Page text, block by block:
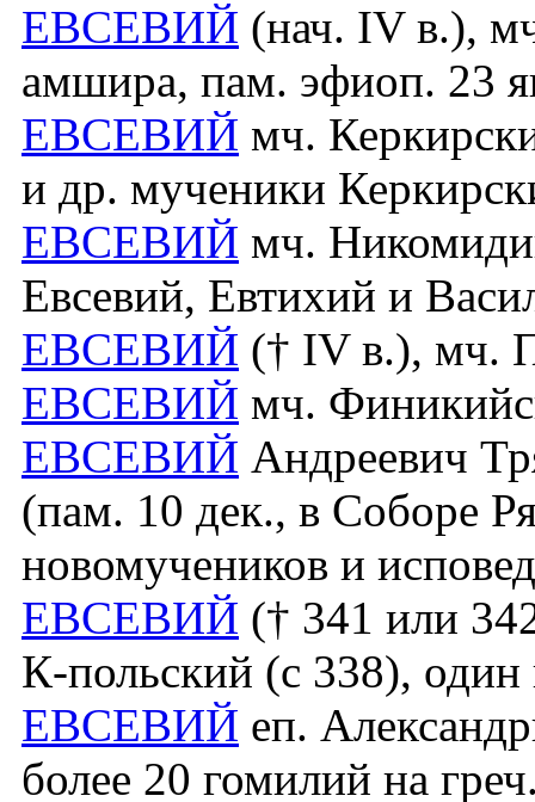
ЕВСЕВИЙ (нач. IV в.),
амшира, пам. эфиоп. 23
ЕВСЕВИЙ мч.
и др. мученики
ЕВСЕВИЙ мч.
Евсевий, Евтихий и
ЕВСЕВИЙ († IV в.), мч.
ЕВСЕВИЙ мч.
ЕВСЕВИЙ Андреевич
(пам. 10 дек., в Соборе
новомучеников и
ЕВСЕВИЙ († 341 или
К-польский (с 338), один
ЕВСЕВИЙ еп.
более 20 гомилий на